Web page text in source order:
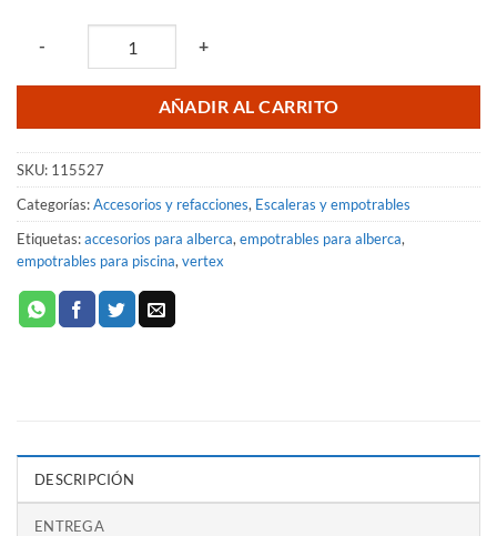
- +
AÑADIR AL CARRITO
SKU: 115527
Categorías:Accesorios y refacciones, Escaleras y empotrables
Etiquetas:accesorios para alberca, empotrables para alberca,
empotrables para piscina, vertex
DESCRIPCIÓN
ENTREGA